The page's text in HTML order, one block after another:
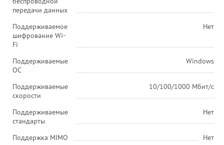
передачи данных
Поддерживаемое
шифрование Wi-
Fi
Нет
Поддерживаемые
ОС
Windows
Поддерживаемые
скорости
10/100/1000 Мбит/с
Поддерживаемые
стандарты
Нет
Поддержка MIMO
Нет